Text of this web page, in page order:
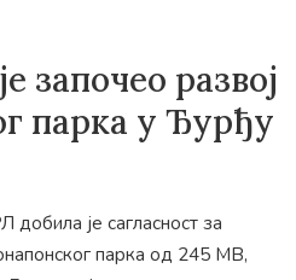
започео развој
парка у Ђурђу
добила је сагласност за
парка од 245 МВ,